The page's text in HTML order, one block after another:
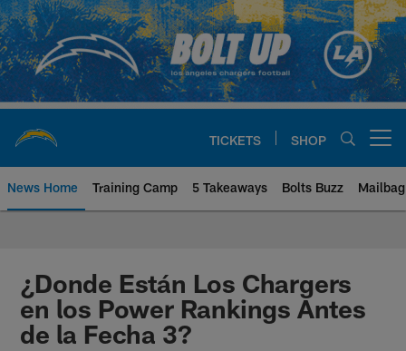
Skip
to
main
content
TICKETS SHOP
News Home Training Camp 5 Takeaways Bolts Buzz Mailbag
Chargers Official Site | Los
¿Donde Están Los Chargers
en los Power Rankings Antes
de la Fecha 3?